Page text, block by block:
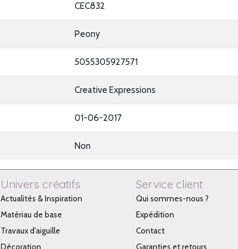
CEC832
Peony
5055305927571
Creative Expressions
01-06-2017
Non
Univers créatifs
Actualités & Inspiration
Matériau de base
Travaux d'aiguille
Décoration
Service client
Qui sommes-nous ?
Expédition
Contact
Garanties et retours